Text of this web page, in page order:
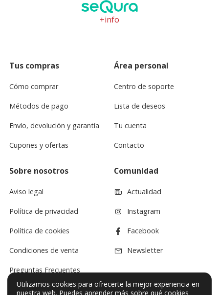
+info
Tus compras
Cómo comprar
Métodos de pago
Envío, devolución y garantía
Cupones y ofertas
Área personal
Centro de soporte
Lista de deseos
Tu cuenta
Contacto
Sobre nosotros
Aviso legal
Política de privacidad
Política de cookies
Condiciones de venta
Preguntas Frecuentes
Comunidad
Actualidad
Instagram
Facebook
Newsletter
Utilizamos cookies para ofrecerte la mejor experiencia en
nuestra web. Puedes aprender más sobre qué cookies